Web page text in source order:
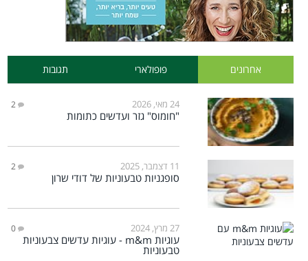
אחרונים פופולארי תגובות
24 מאי, 2026 2
"חומוס" גזר ועדשים כתומות
11 דצמבר, 2025 2
סופגניות טבעוניות של דודי שרון
27 מרץ, 2024 0
עוגיות m&m - עוגיות עדשים צבעוניות
טבעוניות